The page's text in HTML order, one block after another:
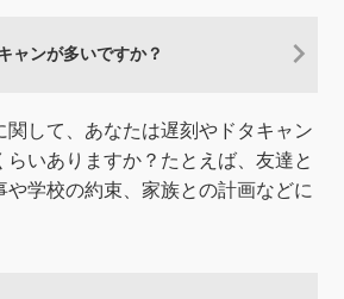
ャンが多いですか？
関して、あなたは遅刻やドタキャン
らいありますか？たとえば、友達と
や学校の約束、家族との計画などに